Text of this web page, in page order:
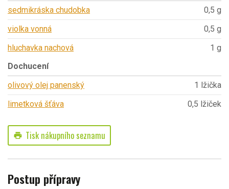
sedmikráska chudobka
0,5 g
violka vonná
0,5 g
hluchavka nachová
1 g
Dochucení
olivový olej panenský
1 lžička
limetková šťáva
0,5 lžiček
print Tisk nákupního seznamu
Postup přípravy